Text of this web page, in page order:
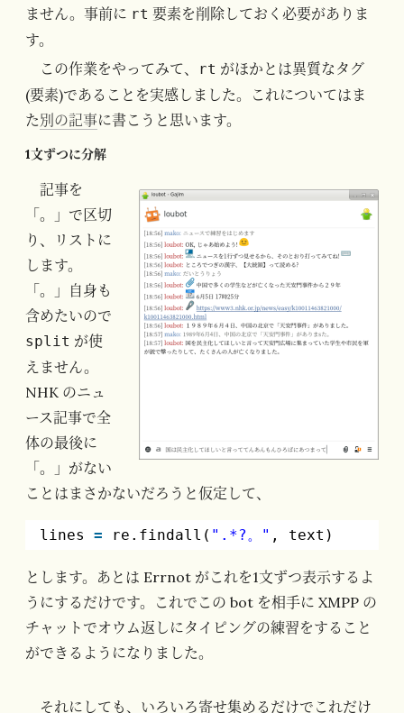
ません。事前に rt 要素を削除しておく必要がありま
す。
この作業をやってみて、
rt がほかとは異質なタグ
(要素)であることを実感しました。これについてはま
た別の記事に書こうと思います。
1文ずつに分解
記事を
「。」で区切
り、リストに
します。
「。」自身も
含めたいので
split が使
えません。
NHK のニュ
ース記事で全
体の最後に
「。」がない
ことはまさかないだろうと仮定して、
lines = re.findall( ".*?。" , text)
とします。あとは Errnot がこれを1文ずつ表示するよ
うにするだけです。これでこの bot を相手に XMPP の
チャットでオウム返しにタイピングの練習をすること
ができるようになりました。
それにしても、いろいろ寄せ集めるだけでこれだけ